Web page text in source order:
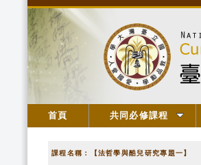
首頁 共同必修課程
課程名稱：【法哲學與酷兒研究專題一】